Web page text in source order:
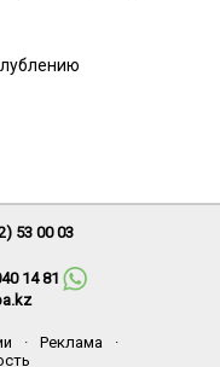
53 00 03
14 81
· Реклама
·